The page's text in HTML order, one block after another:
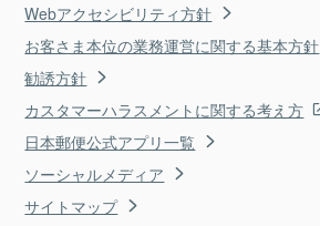
Webアクセシビリティ方針
お客さま本位の業務運営に関する基本方針
勧誘方針
カスタマーハラスメントに関する考え方
日本郵便公式アプリ一覧
ソーシャルメディア
サイトマップ